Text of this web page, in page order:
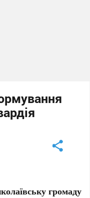
громаду